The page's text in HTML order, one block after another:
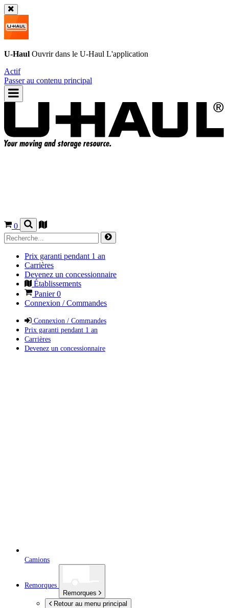
U-Haul Ouvrir dans le U-Haul L'application
Actif
Passer au contenu principal
0
Prix garanti pendant 1 an
Carrières
Devenez un concessionnaire
Établissements
Panier0
Connexion / Commandes
Connexion / Commandes
Prix garanti pendant 1 an
Carrières
Devenez un concessionnaire
Camions
Remorques
Remorques
Retour au menu principal